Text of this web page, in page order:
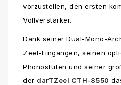
vorzustellen, den ersten
Vollverstärker.
Dank seiner Dual-Mono-
Zeel-Eingängen, seinen
Phonostufen und seiner
der darTZeel CTH-8550